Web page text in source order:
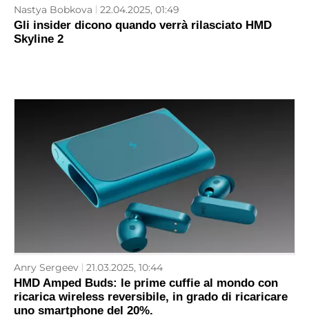
Nastya Bobkova 22.04.2025, 01:49
Gli insider dicono quando verrà rilasciato HMD
Skyline 2
Anry Sergeev 21.03.2025, 10:44
HMD Amped Buds: le prime cuffie al mondo con
ricarica wireless reversibile, in grado di ricaricare
uno smartphone del 20%.